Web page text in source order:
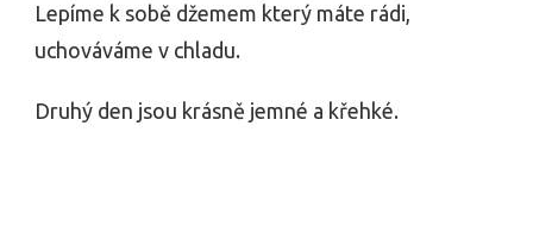
Lepíme k sobě džemem který máte rádi,
uchováváme v chladu.
Druhý den jsou krásně jemné a křehké.